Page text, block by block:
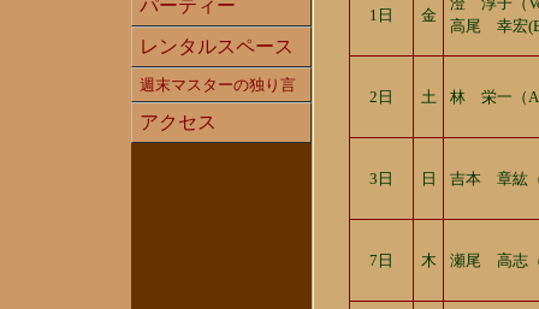
パーティー
レンタルスペース
週末マスターの独り言
アクセス
1日 金
高尾 幸宏
2日 土 林 栄一（
3日 日 吉本 章紘
7日 木 瀬尾 高志